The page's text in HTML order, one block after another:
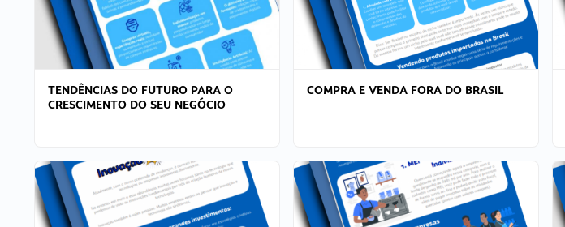
TENDÊNCIAS DO FUTURO PARA O
CRESCIMENTO DO SEU NEGÓCIO
COMPRA E VENDA FORA DO BRASIL